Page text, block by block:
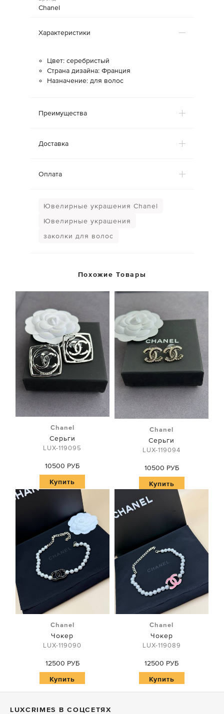
Chanel
Характеристики
Цвет: серебристый
Страна дизайна: Франция
Назначение: для волос
Преимущества
Доставка
Оплата
Ювелирные украшения Chanel
Ювелирные украшения
заколки для волос
Похожие Товары
Chanel
Серьги
LUX-119095
10500 РУБ
Купить
Chanel
Серьги
LUX-119094
10500 РУБ
Купить
Chanel
Чокер
LUX-119090
12500 РУБ
Купить
Chanel
Чокер
LUX-119089
12500 РУБ
Купить
LUXСRIMES В СОЦСЕТЯХ